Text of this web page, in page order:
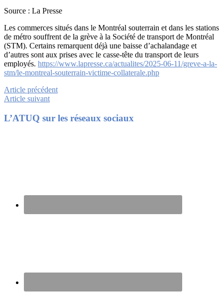
Source : La Presse
Les commerces situés dans le Montréal souterrain et dans les stations
de métro souffrent de la grève à la Société de transport de Montréal
(STM). Certains remarquent déjà une baisse d’achalandage et
d’autres sont aux prises avec le casse-tête du transport de leurs
employés. https://www.lapresse.ca/actualites/2025-06-11/greve-a-la-
stm/le-montreal-souterrain-victime-collaterale.php
Article précédent
Article suivant
Footer
L’ATUQ sur les réseaux sociaux